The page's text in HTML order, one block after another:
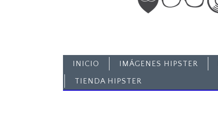
INICIO IMÁGENES HIPSTER
TIENDA HIPSTER